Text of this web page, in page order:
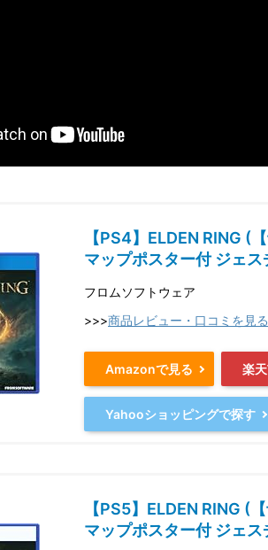
【PS4】ELDEN RING (
マップポスター付 ジェ
フロムソフトウェア
>>>商品レビュー・口コミを見る
Amazonで見る 楽
Yahooショッピングで探す
【PS5】ELDEN RING (
マップポスター付 ジェ